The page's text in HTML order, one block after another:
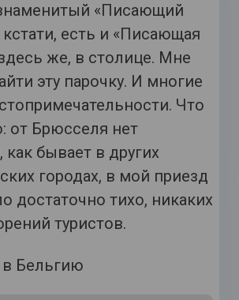
«Писающий
есть и «Писающая
же, в столице. Мне
эту парочку. И многие
Что
от Брюсселя нет
как бывает в других
городах, в мой приезд
достаточно тихо, никаких
туристов.